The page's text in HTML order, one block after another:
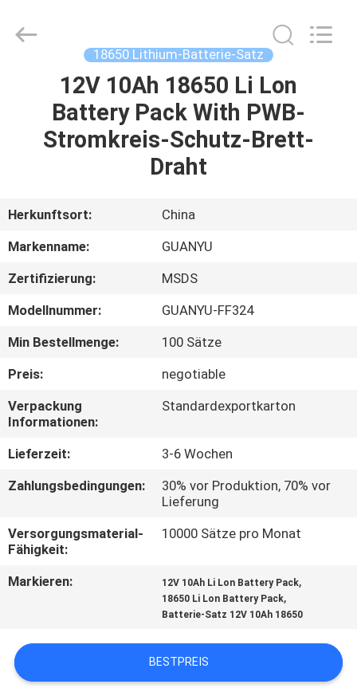
PRODUKTE
UNS
AUSFLUG
QUALITÄTSKONTROLLE
TRETEN
SIE
MIT
UNS
VERBINDUNG
FORDERN
ZITAT
18650 Lithium-Batterie-Satz
12V 10Ah 18650 Li Lon
Battery Pack With PWB-
Stromkreis-Schutz-Brett-
Draht
Herkunftsort:
China
Markenname:
GUANYU
Zertifizierung:
MSDS
Modellnummer:
GUANYU-FF324
Min Bestellmenge:
100 Sätze
Preis:
negotiable
Verpackung
Informationen:
Standardexportkarton
Lieferzeit:
3-6 Wochen
Zahlungsbedingungen:
30% vor Produktion, 70% vor
Lieferung
Versorgungsmaterial-
Fähigkeit:
10000 Sätze pro Monat
Markieren: 12V 10Ah Li Lon Battery Pack,
18650 Li Lon Battery Pack,
Batterie-Satz 12V 10Ah 18650
BESTPREIS